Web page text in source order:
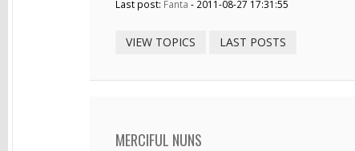
Last post: Fanta - 2011-08-27 17:31:55
VIEW TOPICS LAST POSTS
MERCIFUL NUNS